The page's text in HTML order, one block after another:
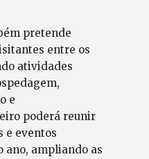
pretende
entre os
atividades
e
poderá reunir
e eventos
ano, ampliando as